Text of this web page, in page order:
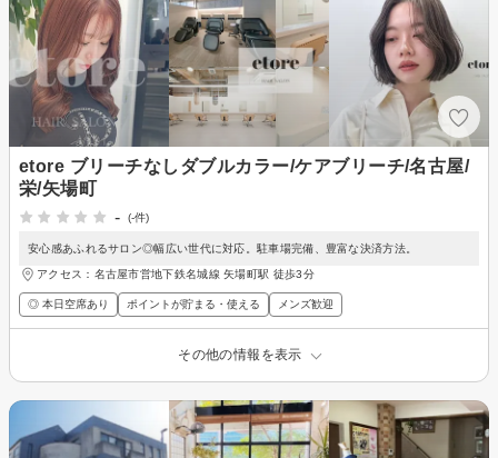
etore ブリーチなしダブルカラー/ケアブリーチ/名古屋/
栄/矢場町
-
(-件)
安心感あふれるサロン◎幅広い世代に対応。駐車場完備、豊富な決済方法。
アクセス：名古屋市営地下鉄名城線 矢場町駅 徒歩3分
◎ 本日空席あり ポイントが貯まる・使える メンズ歓迎
その他の情報を表示